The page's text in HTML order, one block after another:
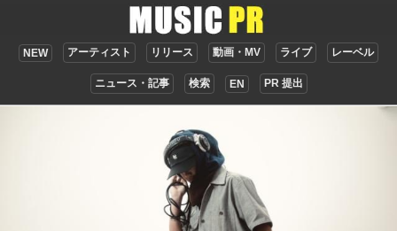
NEW アーティスト リリース 動画・MV ライブ レーベル
ニュース・記事 検索 EN PR 提出